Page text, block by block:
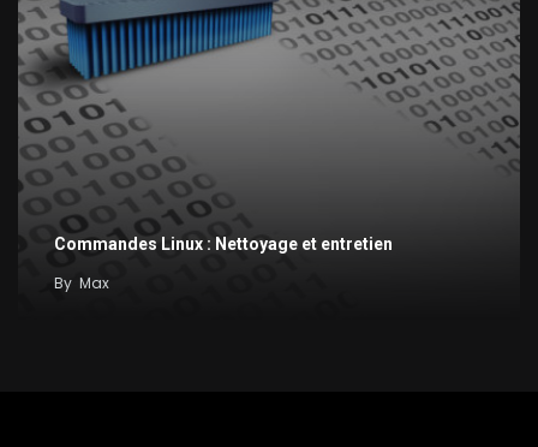
Commandes Linux : Nettoyage et entretien
By Max